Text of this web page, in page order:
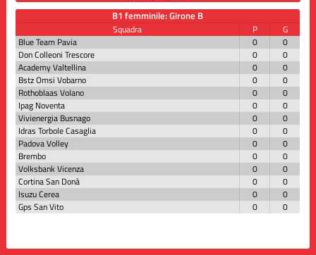
B1 femminile: Girone B
Squadra P
G
Blue Team Pavia
0
0
Don Colleoni Trescore
0
0
Academy Valtellina
0
0
Bstz Omsi Vobarno
0
0
Rothoblaas Volano
0
0
Ipag Noventa
0
0
Vivienergia Busnago
0
0
Idras Torbole Casaglia
0
0
Padova Volley
0
0
Brembo
0
0
Volksbank Vicenza
0
0
Cortina San Donà
0
0
Isuzu Cerea
0
0
Gps San Vito
0 0